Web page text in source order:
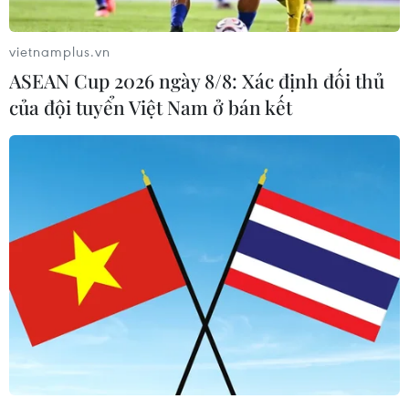
Mổ lấy thai nhi cho sản phụ mắc COVID-
19 có dấu hiệu sinh non
30/08/2021 08:17
Sau khi phát hiện sản phụ P.T.M.A là bệnh nhân mắc
COVID-19 có dấu hiệu sinh non ở tuần thai 38, các bác
sỹ Bình Phước đã quyết định phẫu thuật sinh mổ lấy thai
nhi.
vietnamplus.vn
ASEAN Cup 2026 ngày 8/8: Xác định đối thủ
của đội tuyển Việt Nam ở bán kết